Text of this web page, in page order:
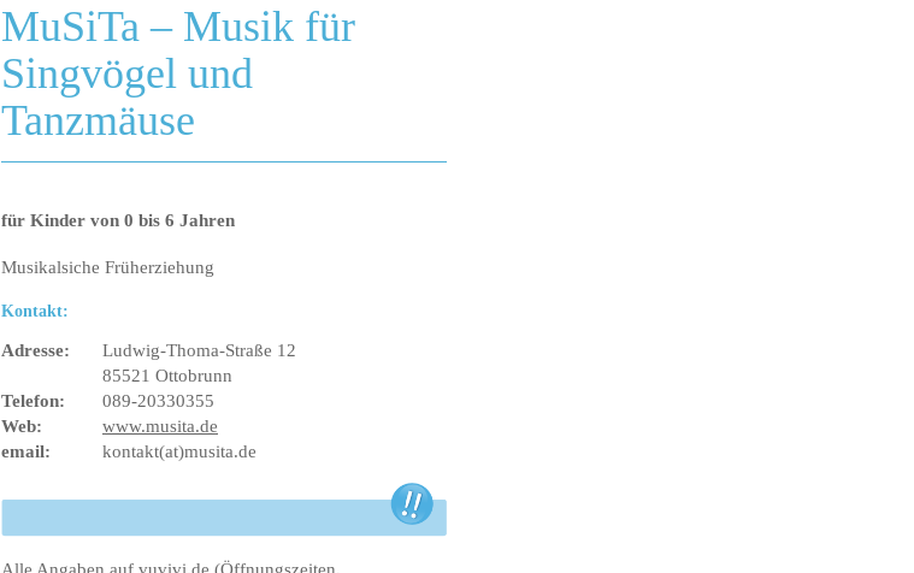
MuSiTa – Musik für
Singvögel und
Tanzmäuse
für Kinder von 0 bis 6 Jahren
Musikalsiche Früherziehung
Kontakt:
Adresse:
Ludwig-Thoma-Straße 12
85521 Ottobrunn
Telefon:
089-20330355
Web:
www.musita.de
email:
kontakt(at)musita.de